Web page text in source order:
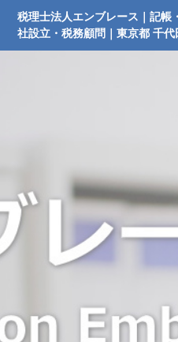
税理士法人エンブレース｜記帳
社設立・税務顧問｜東京都 千代